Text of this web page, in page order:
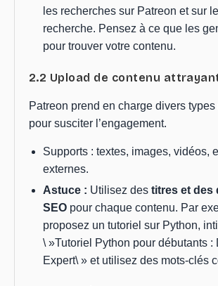
les recherches sur Patreon et sur
recherche. Pensez à ce que les
pour trouver votre contenu.
2.2 Upload de contenu
Patreon prend en charge divers
pour susciter l’engagement.
Supports : textes, images, vidéos,
externes.
Astuce : Utilisez des titres et des
SEO pour chaque contenu. Par
proposez un tutoriel sur Python,
\ »Tutoriel Python pour débutants :
Expert\ » et utilisez des mots-clés